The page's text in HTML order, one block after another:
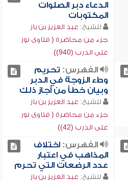
الدعاء دبر الصلوات
المكتوبات
للشيخ: عبد العزيز بن باز
جزء من محاضرة ( فتاوى نور
على الدرب (940))
الفهرس: تحريم
وطء الزوجة في الدبر
وبيان خطأ من أجاز ذلك
للشيخ: عبد العزيز بن باز
جزء من محاضرة ( فتاوى نور
على الدرب (42))
الفهرس:اختلاف
المذاهب في اعتبار
عدد الرضعات التي تحرم
للشيخ: عبد العزيز بن باز